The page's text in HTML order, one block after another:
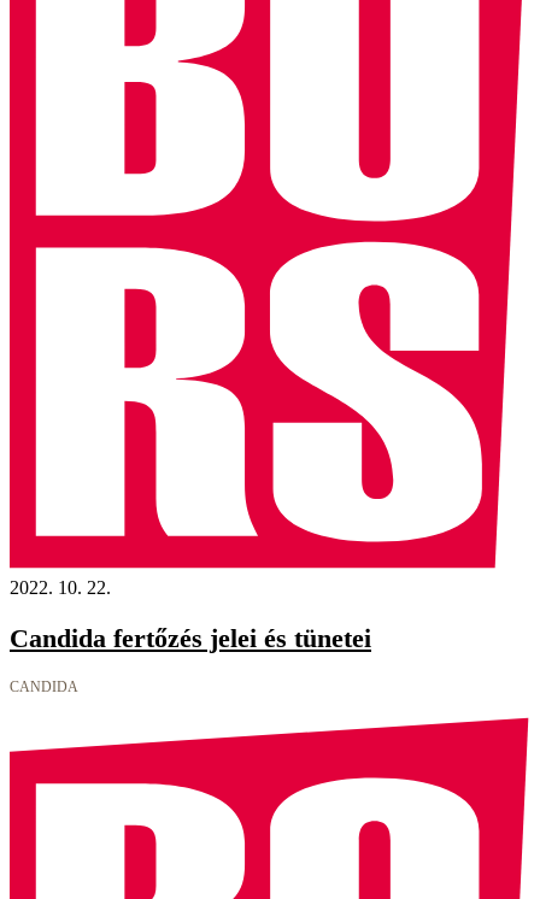
2022. 10. 22.
Candida fertőzés jelei és tünetei
CANDIDA